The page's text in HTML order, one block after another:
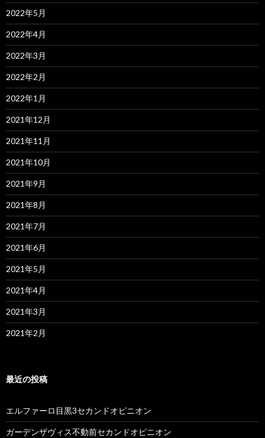
2022年5月
2022年4月
2022年3月
2022年2月
2022年1月
2021年12月
2021年11月
2021年10月
2021年9月
2021年8月
2021年7月
2021年6月
2021年5月
2021年4月
2021年3月
2021年2月
最近の投稿
エルファーロ目黒3セカンドオピニオン
ガーデンザヴィス不動前セカンドオピニオン